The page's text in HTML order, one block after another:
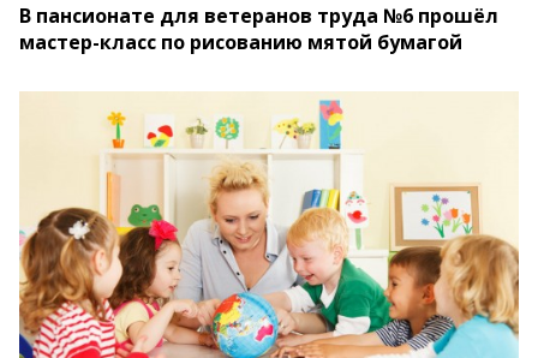
В пансионате для ветеранов труда №6 прошёл
мастер-класс по рисованию мятой бумагой